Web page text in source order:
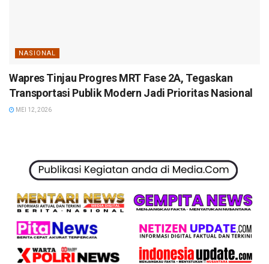
NASIONAL
Wapres Tinjau Progres MRT Fase 2A, Tegaskan
Transportasi Publik Modern Jadi Prioritas Nasional
MEI 12, 2026